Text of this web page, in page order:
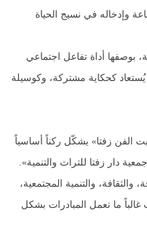
وإدخاله في نسيج الحياة
بوصفها أداة تفاعل اجتماعي
يُستعاد كحكاية مشتركة، وكوسيلة
الفن زفتا» يشكّل ركناً أساسياً
دار زفتا للتراث والتنمية».
والتنمية المجتمعية،
ما تعمل المبادرات بشكل